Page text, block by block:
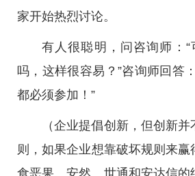
家开始热烈讨论。
有人很聪明，问咨询师：
吗，这样很容易？”咨询师回答
都必须参加！”
（企业提倡创新，但创新
则，如果企业想靠破坏规则来赢
食恶果。安然、世通和安达信的